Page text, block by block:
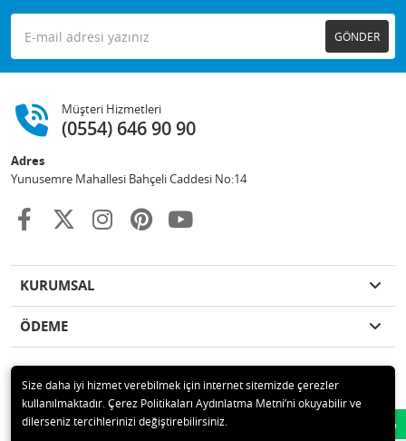
GÖNDER
Müşteri Hizmetleri
(0554) 646 90 90
Adres
Yunusemre Mahallesi Bahçeli Caddesi No:14
KURUMSAL
ÖDEME
© 2020 GKN STORE TEMİZLİK MADDELERİ SAN TİC LTD ŞTİ Tüm hakları
saklıdır.
Whatsapp
Size daha iyi hizmet verebilmek için internet sitemizde çerezler
kullanılmaktadır. Çerez Politikaları Aydınlatma Metni’ni okuyabilir ve
dilerseniz tercihlerinizi değiştirebilirsiniz.